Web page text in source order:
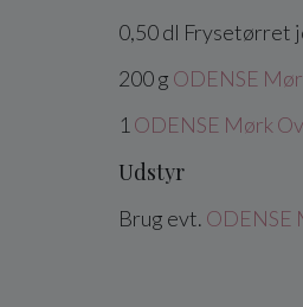
0,50dl Frysetørret
200g ODENSE
1 ODENSE Mørk
Udstyr
Brug evt. ODENSE